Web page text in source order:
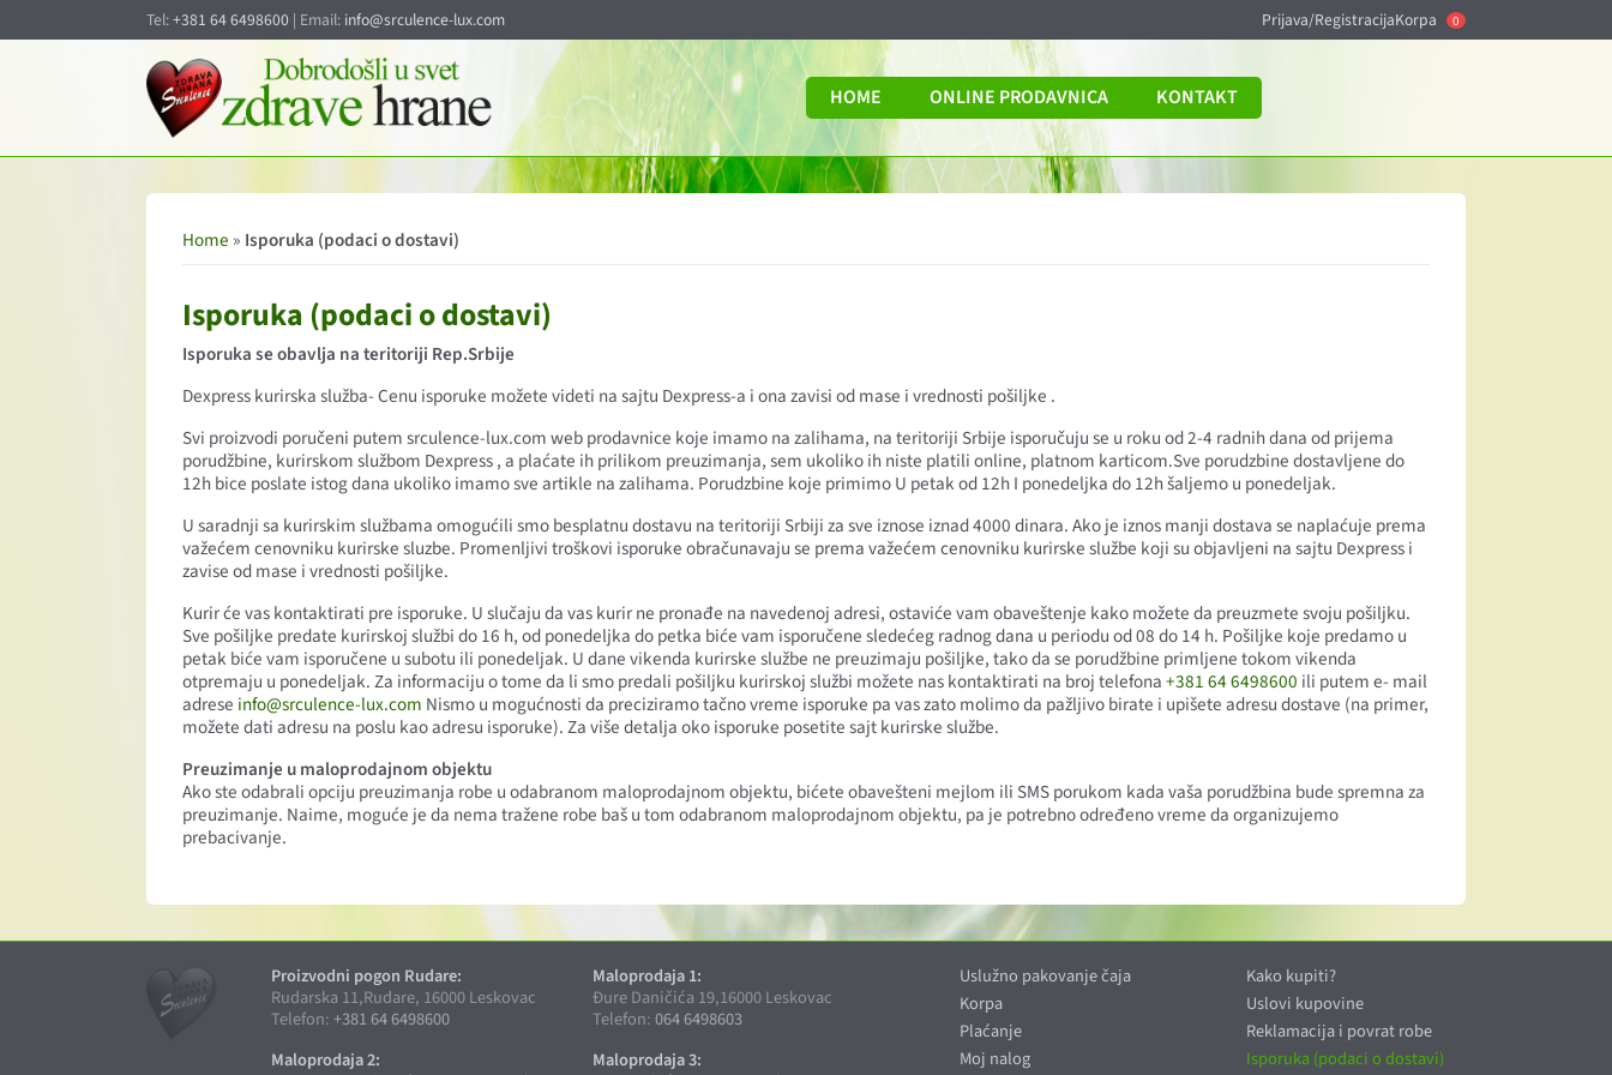
Tel:+381 64 6498600 | Email: info@srculence-lux.com Prijava/RegistracijaKorpa 0
HOME ONLINE PRODAVNICA KONTAKT
Home » Isporuka (podaci o dostavi)
Isporuka (podaci o dostavi)
Isporuka se obavlja na teritoriji Rep.Srbije
Dexpress kurirska služba- Cenu isporuke možete videti na sajtu Dexpress-a i ona zavisi od mase i vrednosti pošiljke .
Svi proizvodi poručeni putem srculence-lux.com web prodavnice koje imamo na zalihama, na teritoriji Srbije isporučuju se u roku od 2-4 radnih dana od prijema
porudžbine, kurirskom službom Dexpress , a plaćate ih prilikom preuzimanja, sem ukoliko ih niste platili online, platnom karticom.Sve porudzbine dostavljene do
12h bice poslate istog dana ukoliko imamo sve artikle na zalihama. Porudzbine koje primimo U petak od 12h I ponedeljka do 12h šaljemo u ponedeljak.
U saradnji sa kurirskim službama omogućili smo besplatnu dostavu na teritoriji Srbiji za sve iznose iznad 4000 dinara. Ako je iznos manji dostava se naplaćuje prema
važećem cenovniku kurirske sluzbe. Promenljivi troškovi isporuke obračunavaju se prema važećem cenovniku kurirske službe koji su objavljeni na sajtu Dexpress i
zavise od mase i vrednosti pošiljke.
Kurir će vas kontaktirati pre isporuke. U slučaju da vas kurir ne pronađe na navedenoj adresi, ostaviće vam obaveštenje kako možete da preuzmete svoju pošiljku.
Sve pošiljke predate kurirskoj službi do 16 h, od ponedeljka do petka biće vam isporučene sledećeg radnog dana u periodu od 08 do 14 h. Pošiljke koje predamo u
petak biće vam isporučene u subotu ili ponedeljak. U dane vikenda kurirske službe ne preuzimaju pošiljke, tako da se porudžbine primljene tokom vikenda
otpremaju u ponedeljak. Za informaciju o tome da li smo predali pošiljku kurirskoj službi možete nas kontaktirati na broj telefona+381 64 6498600 ili putem e- mail
adrese info@srculence-lux.com Nismo u mogućnosti da preciziramo tačno vreme isporuke pa vas zato molimo da pažljivo birate i upišete adresu dostave (na primer,
možete dati adresu na poslu kao adresu isporuke). Za više detalja oko isporuke posetite sajt kurirske službe.
Preuzimanje u maloprodajnom objektu
Ako ste odabrali opciju preuzimanja robe u odabranom maloprodajnom objektu, bićete obavešteni mejlom ili SMS porukom kada vaša porudžbina bude spremna za
preuzimanje. Naime, moguće je da nema tražene robe baš u tom odabranom maloprodajnom objektu, pa je potrebno određeno vreme da organizujemo
prebacivanje.
Proizvodni pogon Rudare:
Rudarska 11,Rudare, 16000 Leskovac
Telefon:+381 64 6498600
Maloprodaja 1:
Đure Daničića 19,16000 Leskovac
Telefon:064 6498603
Maloprodaja 2:
Maloprodaja 3:
Uslužno pakovanje čaja
Korpa
Plaćanje
Moj nalog
Kako kupiti?
Uslovi kupovine
Reklamacija i povrat robe
Isporuka (podaci o dostavi)